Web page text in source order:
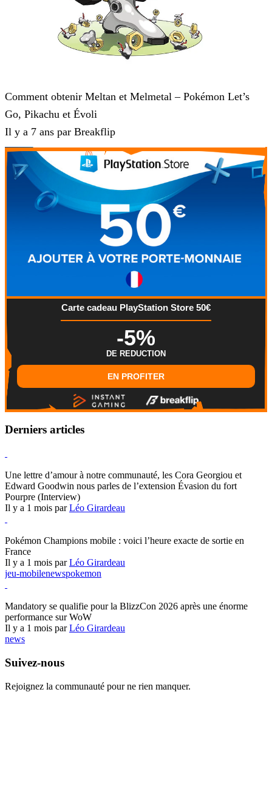
Comment obtenir Meltan et Melmetal – Pokémon Let’s
Go, Pikachu et Évoli
Il y a 7 ans par Breakflip
Carte cadeau PlayStation Store 50€
-5%
DE REDUCTION
EN PROFITER
Derniers articles
Une lettre d’amour à notre communauté, les Cora Georgiou et
Edward Goodwin nous parles de l’extension Évasion du fort
Pourpre (Interview)
Il y a 1 mois parLéo Girardeau
Pokémon Champions mobile : voici l’heure exacte de sortie en
France
Il y a 1 mois parLéo Girardeau
jeu-mobilenewspokemon
Mandatory se qualifie pour la BlizzCon 2026 après une énorme
performance sur WoW
Il y a 1 mois parLéo Girardeau
news
Suivez-nous
Rejoignez la communauté pour ne rien manquer.